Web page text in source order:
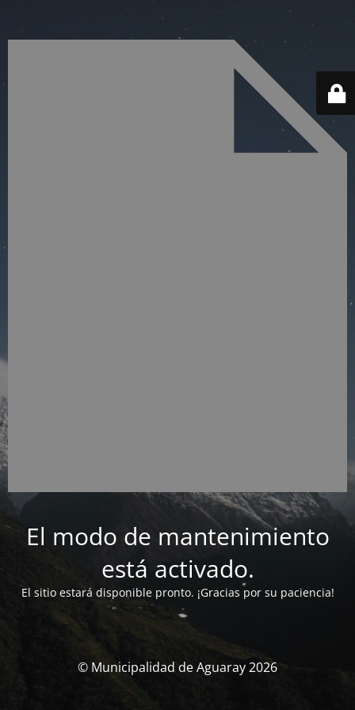
El modo de mantenimiento
está activado.
El sitio estará disponible pronto. ¡Gracias por su paciencia!
© Municipalidad de Aguaray 2026